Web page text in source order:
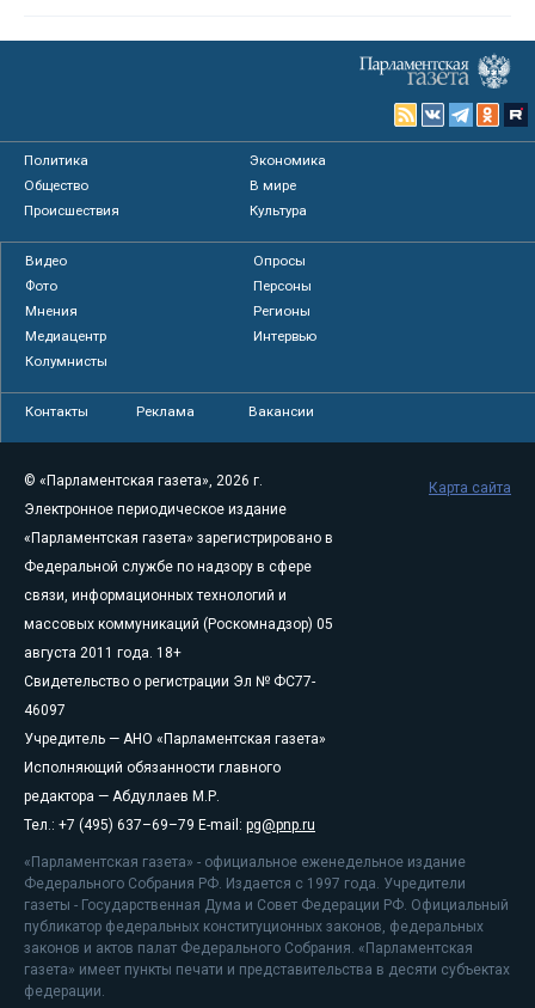
Политика
Экономика
Общество
В мире
Происшествия
Культура
Видео
Опросы
Фото
Персоны
Мнения
Регионы
Медиацентр
Интервью
Колумнисты
Контакты Реклама Вакансии
© «Парламентская газета», 2026 г.
Электронное периодическое издание
«Парламентская газета» зарегистрировано в
Федеральной службе по надзору в сфере
связи, информационных технологий и
массовых коммуникаций (Роскомнадзор) 05
августа 2011 года. 18+
Свидетельство о регистрации Эл № ФС77-
46097
Учредитель — АНО «Парламентская газета»
Исполняющий обязанности главного
редактора — Абдуллаев М.Р.
Тел.: +7 (495) 637–69–79 E-mail: pg@pnp.ru
«Парламентская газета» - официальное еженедельное издание
Федерального Собрания РФ. Издается с 1997 года. Учредители
газеты - Государственная Дума и Совет Федерации РФ. Официальный
публикатор федеральных конституционных законов, федеральных
законов и актов палат Федерального Собрания. «Парламентская
газета» имеет пункты печати и представительства в десяти субъектах
федерации.
Карта сайта